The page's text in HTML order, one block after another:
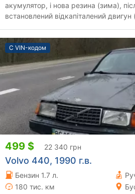
акумулятор, і нова резина (зима),
встановлений відкапіталений двигун
С VIN-кодом
499 $ 22 340 грн
Volvo 440, 1990 г.в.
Бензин 1.7 л.
180 тис. км